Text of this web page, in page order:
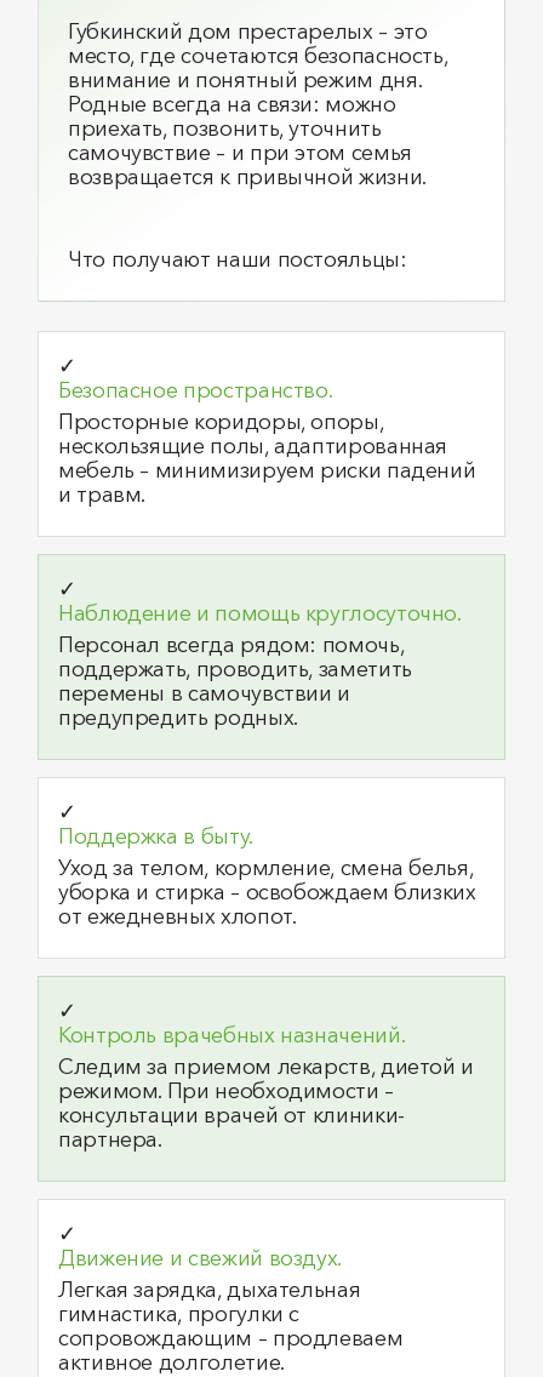
Губкинский дом престарелых – это
место, где сочетаются безопасность,
внимание и понятный режим дня.
Родные всегда на связи: можно
приехать, позвонить, уточнить
самочувствие – и при этом семья
возвращается к привычной жизни.
Что получают наши постояльцы:
✓
Безопасное пространство.
Просторные коридоры, опоры,
нескользящие полы, адаптированная
мебель – минимизируем риски падений
и травм.
✓
Наблюдение и помощь круглосуточно.
Персонал всегда рядом: помочь,
поддержать, проводить, заметить
перемены в самочувствии и
предупредить родных.
✓
Поддержка в быту.
Уход за телом, кормление, смена белья,
уборка и стирка – освобождаем близких
от ежедневных хлопот.
✓
Контроль врачебных назначений.
Следим за приемом лекарств, диетой и
режимом. При необходимости –
консультации врачей от клиники-
партнера.
✓
Движение и свежий воздух.
Легкая зарядка, дыхательная
гимнастика, прогулки с
сопровождающим – продлеваем
активное долголетие.